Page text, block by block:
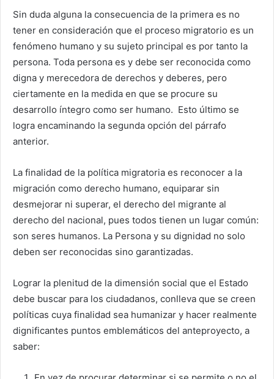
Sin duda alguna la consecuencia de la primera es no
tener en consideración que el proceso migratorio es un
fenómeno humano y su sujeto principal es por tanto la
persona. Toda persona es y debe ser reconocida como
digna y merecedora de derechos y deberes, pero
ciertamente en la medida en que se procure su
desarrollo íntegro como ser humano. Esto último se
logra encaminando la segunda opción del párrafo
anterior.
La finalidad de la política migratoria es reconocer a la
migración como derecho humano, equiparar sin
desmejorar ni superar, el derecho del migrante al
derecho del nacional, pues todos tienen un lugar común:
son seres humanos. La Persona y su dignidad no solo
deben ser reconocidas sino garantizadas.
Lograr la plenitud de la dimensión social que el Estado
debe buscar para los ciudadanos, conlleva que se creen
políticas cuya finalidad sea humanizar y hacer realmente
dignificantes puntos emblemáticos del anteproyecto, a
saber: